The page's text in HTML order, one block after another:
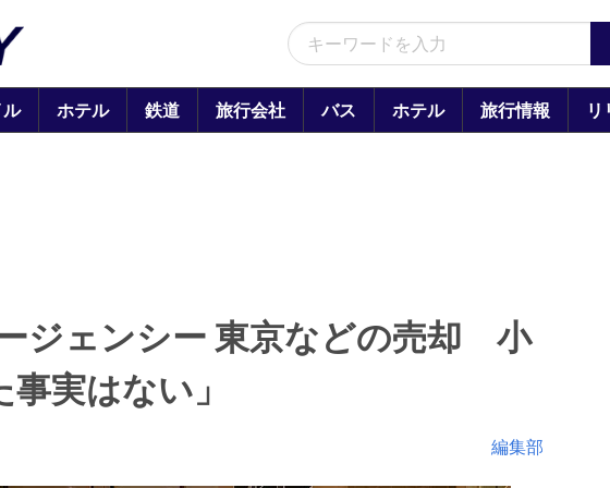
ホテル 鉄道 旅行会社 バス ホテル 旅行情報 リ
ジェンシー 東京などの売却 小
実はない」
編集部